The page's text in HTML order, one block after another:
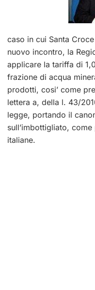
caso in cui Santa
nuovo incontro, la
applicare la tariffa di
frazione di acqua
prodotti, cosi’ come
lettera a, della l. 43/
legge, portando il
sull’imbottigliato,
italiane.